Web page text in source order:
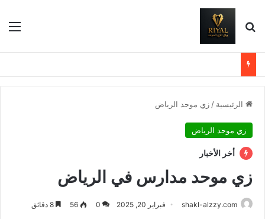
بحث عن
الرئيسية / زي موحد الرياض
زي موحد الرياض
أخر الأخبار
زي موحد مدارس في الرياض
shakl-alzzy.com فبراير 20, 2025 0
56